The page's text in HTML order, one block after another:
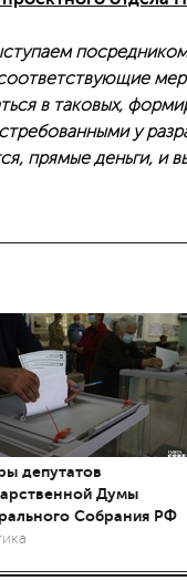
в таковых,
у
прямые деньги, и
депутатов
Думы
Собрания РФ